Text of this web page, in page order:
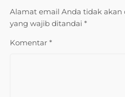
Alamat email Anda tidak akan
yang wajib ditandai *
Komentar *